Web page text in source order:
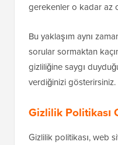
gerekenler o kadar az
Bu yaklaşım aynı
sorular sormaktan
gizliliğine saygı
verdiğinizi gösterirsiniz.
Gizlilik Politikası
Gizlilik politikası, web